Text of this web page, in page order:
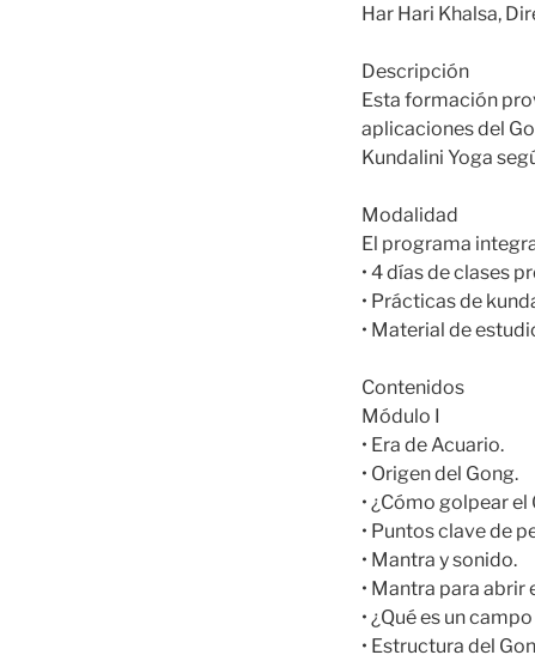
Har Hari Khalsa,
Descripción
Esta formación
aplicaciones del
Kundalini Yoga
Modalidad
El programa
• 4 días de clases
• Prácticas de
• Material de
Contenidos
Módulo I
• Era de Acuario.
• Origen del Gong.
• ¿Cómo golpear el
• Puntos clave de
• Mantra y sonido.
• Mantra para
• ¿Qué es un
• Estructura del